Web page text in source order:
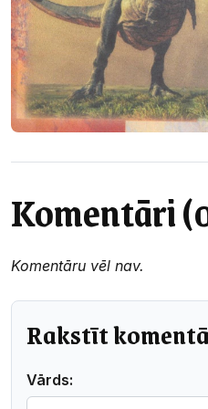
Komentāri
Komentāru vēl nav.
Rakstīt
Vārds: